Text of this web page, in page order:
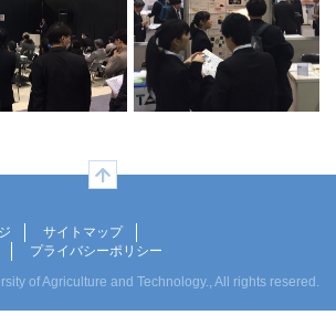
サイトマップ
プライバシーポリシー
of Agriculture and Technology., All rights resered.